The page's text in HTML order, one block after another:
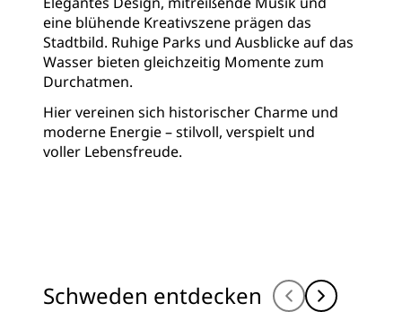
eine blühende Kreativszene prägen das
Stadtbild. Ruhige Parks und Ausblicke auf das
Wasser bieten gleichzeitig Momente zum
Durchatmen.
Hier vereinen sich historischer Charme und
moderne Energie – stilvoll, verspielt und
voller Lebensfreude.
Schweden entdecken